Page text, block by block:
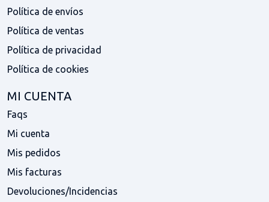
Política de envíos
Política de ventas
Política de privacidad
Política de cookies
MI CUENTA
Faqs
Mi cuenta
Mis pedidos
Mis facturas
Devoluciones/Incidencias